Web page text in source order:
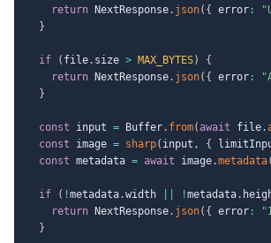
return NextResponse. json( { error :
}
if ( file. size > MAX_BYTES)
{
return NextResponse. json( { error :
}
const input = Buffer. from( await file.
const image = sharp( input , {
const metadata = await image.metadata(
if ( !metadata.width !metadata.
return NextResponse. json( { error :
}